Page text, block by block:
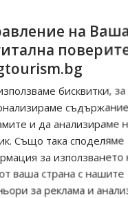
“Пощенска картичка
отвъд очакваното
Петрич 11/07/2026 11:22
“Пощенска картичка от…”:
23/06/2026 10:00
“Пощенска картичка от…”:
традициите, културата и
17/06/2026 09:01
на
бисквитки,
и да анализираме
Също така споделяме
за използването
ваша страна с нашите
за реклама и